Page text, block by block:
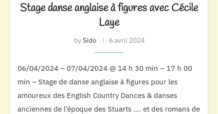
Stage danse anglaise à figures avec Cécile
Laye
bySido 6 avril 2024
06/04/2024 – 07/04/2024 @ 14 h 30 min – 17 h 00
min – Stage de danse anglaise à figures pour les
amoureux des English Country Dances & danses
anciennes de l’époque des Stuarts …. et des romans de